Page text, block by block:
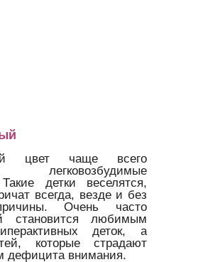
цвет чаще всего
легковозбудимые
детки веселятся,
всегда, везде и без
Очень часто
становится любимым
деток, а
которые страдают
дефицита внимания.